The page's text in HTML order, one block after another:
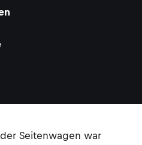
Seitenwagen war